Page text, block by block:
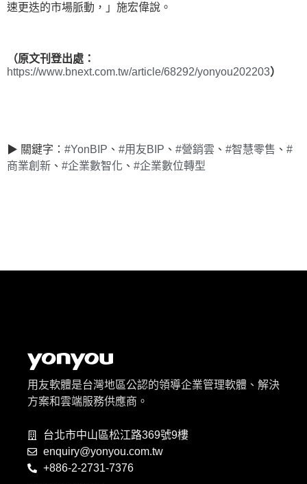
速更迭的市場脈動，」施宏偉說。
（原文刊登出處：
https://www.bnext.com.tw/article/68292/yonyou202203）
▶ 關鍵字： #YonBIP 、 #用友BIP 、 #營銷雲 、 #智慧零售 、 #
商業創新 、 #企業數智化 、 #企業數位轉型
用友軟體是台灣地區公認的領導企業管理軟體、解決
方案和雲端服務供應商。
台北市中山區松江路369號9樓
enquiry@yonyou.com.tw
+886-2-2731-7376